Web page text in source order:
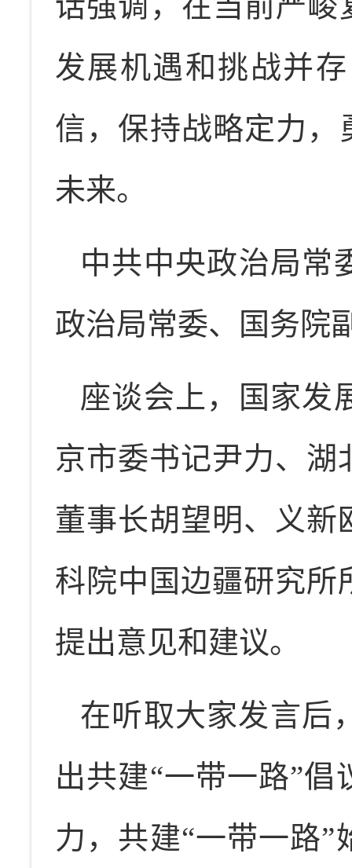
发展机遇和挑战并
信，保持战略定力，
未来。
中共中央政治局常
政治局常委、国务院
座谈会上，国家发
京市委书记尹力、湖
董事长胡望明、义新
科院中国边疆研究所
提出意见和建议。
在听取大家发言后
出共建“一带一路”
力，共建“一带一路